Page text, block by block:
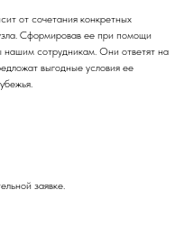
от сочетания конкретных
Сформировав ее при помощи
нашим сотрудникам. Они ответят на
выгодные условия ее
заявке.